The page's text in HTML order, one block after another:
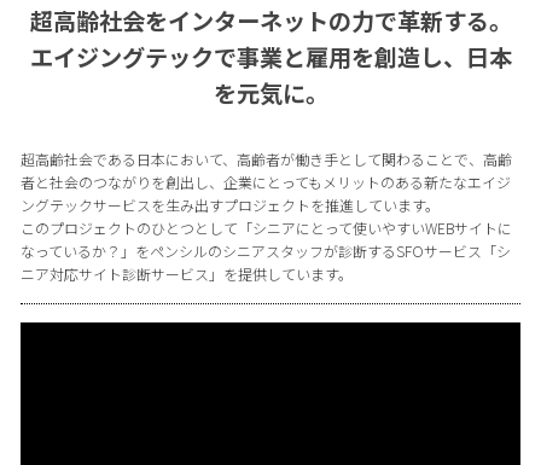
超高齢社会をインターネットの力で革新する。
エイジングテックで事業と雇用を創造し、日本
を元気に。
超高齢社会である日本において、高齢者が働き手として関わることで、高齢
者と社会のつながりを創出し、企業にとってもメリットのある新たなエイジ
ングテックサービスを生み出すプロジェクトを推進しています。
このプロジェクトのひとつとして「シニアにとって使いやすいWEBサイトに
なっているか？」をペンシルのシニアスタッフが診断するSFOサービス「シ
ニア対応サイト診断サービス」を提供しています。